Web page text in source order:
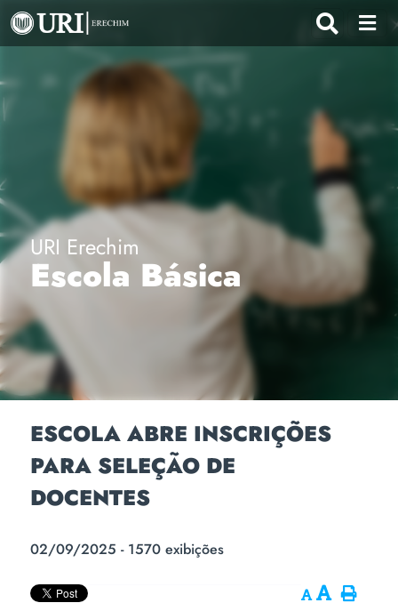
URI Erechim
Escola Básica
ESCOLA ABRE INSCRIÇÕES
PARA SELEÇÃO DE
DOCENTES
02/09/2025 - 1570 exibições